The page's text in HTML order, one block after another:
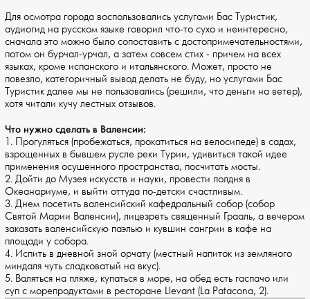
Для осмотра города воспользовались услугами Бас Туристик,
аудиогид на русском языке говорил что-то сухо и неинтересно,
сначала это можно было сопоставить с достопримечательностями,
потом он бурчал-урчал, а затем совсем стих - причем на всех
языках, кроме испанского и итальянского. Может, просто не
повезло, категоричный вывод делать не буду, но услугами Бас
Туристик далее мы не пользовались (решили, что деньги на ветер),
хотя читали кучу лестных отзывов.
Что нужно сделать в Валенсии:
1. Прогуляться (пробежаться, прокатиться на велосипеде) в садах,
взрощенных в бывшем русле реки Турии, удивиться такой идее
применения осушенного пространства, посчитать мосты.
2. Дойти до Музея искусств и науки, провести полдня в
Океанариуме, и выйти оттуда по-детски счастливым.
3. Днем посетить валенсийский кафедральный собор (собор
Святой Марии Валенсии), лицезреть священный Грааль, а вечером
заказать валенсийскую паэлью и кувшин сангрии в кафе на
площади у собора.
4. Испить в дневной зной орчату (местный напиток из земляного
миндаля чуть сладковатый на вкус).
5. Валяться на пляже, купаться в море, на обед есть гаспачо или
суп с морепродуктами в ресторане Llevant (La Patacona, 2).